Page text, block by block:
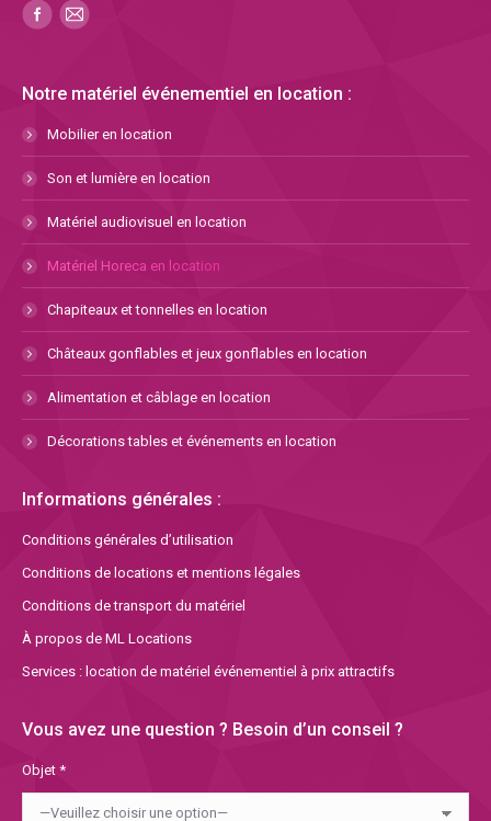
Notre matériel événementiel en location :
Mobilier en location
Son et lumière en location
Matériel audiovisuel en location
Matériel Horeca en location
Chapiteaux et tonnelles en location
Châteaux gonflables et jeux gonflables en location
Alimentation et câblage en location
Décorations tables et événements en location
Informations générales :
Conditions générales d’utilisation
Conditions de locations et mentions légales
Conditions de transport du matériel
À propos de ML Locations
Services : location de matériel événementiel à prix attractifs
Vous avez une question ? Besoin d’un conseil ?
Objet *